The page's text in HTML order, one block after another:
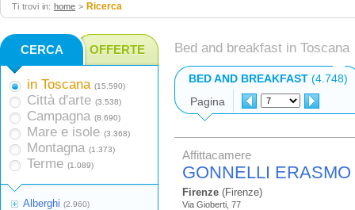
Ti trovi in: home > Ricerca
Bed and breakfast in Toscana
BED AND BREAKFAST (4.748)
Pagina
Affittacamere
GONNELLI ERASMO
Firenze (Firenze)
Via Gioberti, 77
CERCA OFFERTE
in Toscana (15.590)
Città d'arte (3.538)
Campagna (8.690)
Mare e isole (3.368)
Montagna (1.373)
Terme (1.089)
Alberghi (2.960)